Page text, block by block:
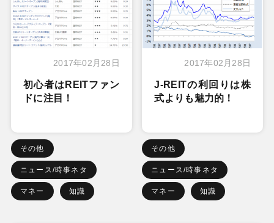
2017年02月28日
初心者はREITファン
ドに注目！
その他
ニュース/時事ネタ
マネー 知識
2017年02月28日
J-REITの利回りは株
式よりも魅力的！
その他
ニュース/時事ネタ
マネー 知識